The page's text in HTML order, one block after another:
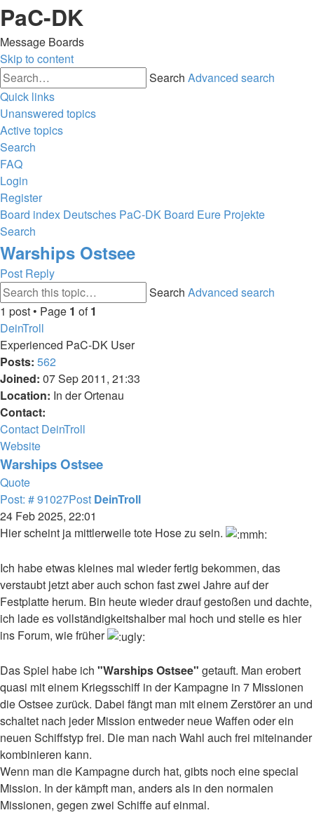
PaC-DK
Message Boards
Skip to content
Search Advanced search
Quick links
Unanswered topics
Active topics
Search
FAQ
Login
Register
Board index Deutsches PaC-DK Board Eure Projekte
Search
Warships Ostsee
Post Reply
Search Advanced search
1 post • Page 1 of1
DeinTroll
Experienced PaC-DK User
Posts: 562
Joined: 07 Sep 2011, 21:33
Location: In der Ortenau
Contact:
Contact DeinTroll
Website
Warships Ostsee
Quote
Post: # 91027Post DeinTroll
24 Feb 2025, 22:01
Hier scheint ja mittlerweile tote Hose zu sein.
Ich habe etwas kleines mal wieder fertig bekommen, das
verstaubt jetzt aber auch schon fast zwei Jahre auf der
Festplatte herum. Bin heute wieder drauf gestoßen und dachte,
ich lade es vollständigkeitshalber mal hoch und stelle es hier
ins Forum, wie früher
Das Spiel habe ich "Warships Ostsee" getauft. Man erobert
quasi mit einem Kriegsschiff in der Kampagne in 7 Missionen
die Ostsee zurück. Dabei fängt man mit einem Zerstörer an und
schaltet nach jeder Mission entweder neue Waffen oder ein
neuen Schiffstyp frei. Die man nach Wahl auch frei miteinander
kombinieren kann.
Wenn man die Kampagne durch hat, gibts noch eine special
Mission. In der kämpft man, anders als in den normalen
Missionen, gegen zwei Schiffe auf einmal.